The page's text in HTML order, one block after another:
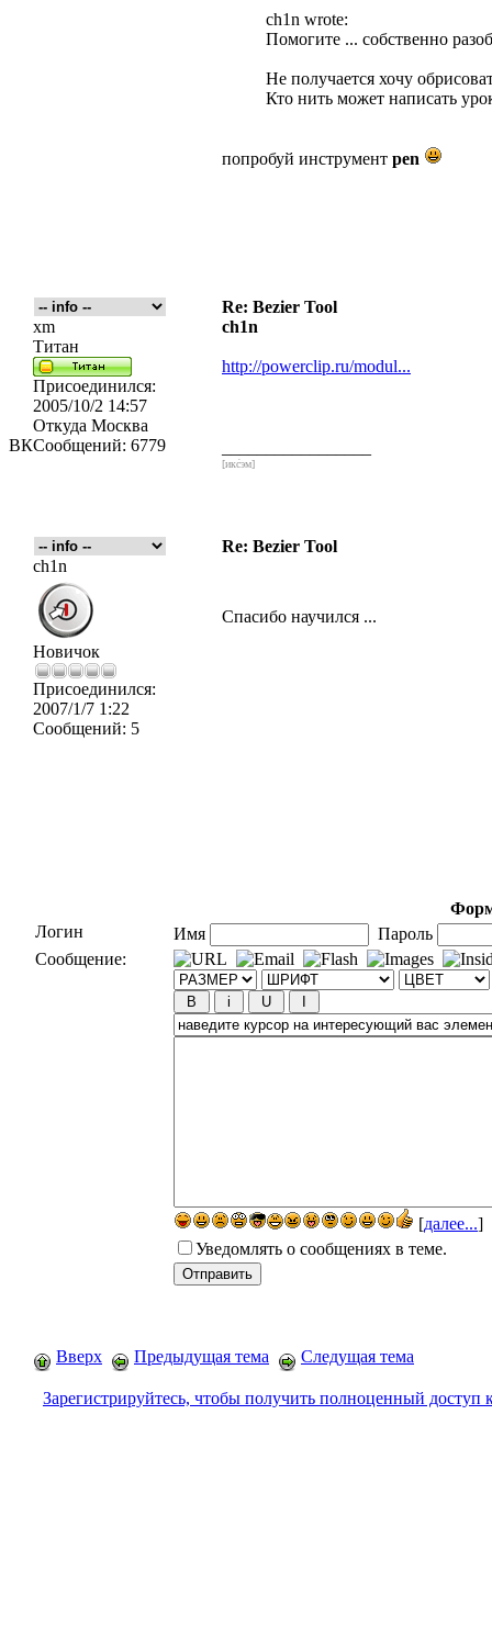
ВК
ch1n wrote:
Помогите ... собственно
Не получается хочу
Кто нить может написать
попробуй инструмент pen
Re: Bezier Tool
xm
Титан
Присоединился:
2005/10/2 14:57
Откуда Москва
Сообщений: 6779
ch1n
http://powerclip.ru/modul...
[икс́эм]
Re: Bezier Tool
ch1n
Новичок
Присоединился:
2007/1/7 1:22
Сообщений: 5
Спасибо научился ...
Вверх Предыдущая тема Следущая тема
Зарегистрируйтесь, чтобы получить полноценный доступ
Логин
Имя
Пароль
Сообщение:
[далее...]
Уведомлять о сообщениях в теме.